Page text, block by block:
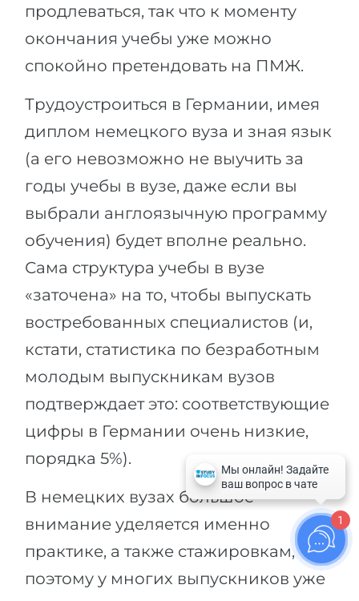
продлеваться, так что к моменту
окончания учебы уже можно
спокойно претендовать на ПМЖ.
Трудоустроиться в Германии, имея
диплом немецкого вуза и зная язык
(а его невозможно не выучить за
годы учебы в вузе, даже если вы
выбрали англоязычную программу
обучения) будет вполне реально.
Сама структура учебы в вузе
«заточена» на то, чтобы выпускать
востребованных специалистов (и,
кстати, статистика по безработным
молодым выпускникам вузов
подтверждает это: соответствующие
цифры в Германии очень низкие,
порядка 5%).
В немецких вузах большое
внимание уделяется именно
практике, а также стажировкам,
поэтому у многих выпускников уже
1